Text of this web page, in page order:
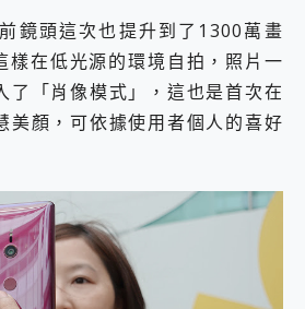
鏡頭這次也提升到了1300萬畫
樣在低光源的環境自拍，照片一
了「肖像模式」，這也是首次在
美顏，可依據使用者個人的喜好